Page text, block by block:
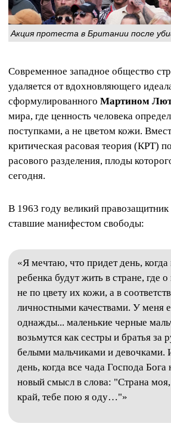
Акция протеста в Британии после
Современное западное общество
удаляется от вдохновляющего
сформулированного Мартином
мира, где ценность человека
поступками, а не цветом кожи.
критическая расовая теория (КРТ)
расового разделения, плоды
сегодня.
В 1963 году великий правозащитник
ставшие манифестом свободы:
«Я мечтаю, что придет день,
ребенка будут жить в стране, где
не по цвету их кожи, а в
личностными качествами. У меня
однажды... маленькие черные
возьмутся как сестры и братья за
белыми мальчиками и девочками.
день, когда все чада Господа
новый смысл в слова: "Страна
край, тебе пою я оду…"»